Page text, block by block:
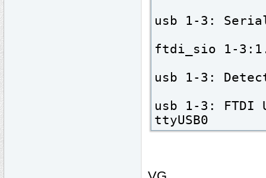
usb 1-3:
ftdi_sio 1-
usb 1-3:
usb 1-3: FTDI
ttyUSB0